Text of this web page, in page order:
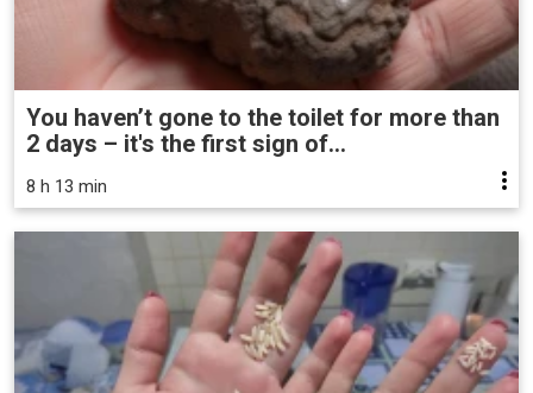
You haven’t gone to the toilet for more than
2 days – it's the first sign of...
8 h 13 min